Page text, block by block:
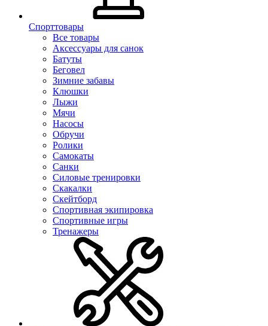
Спорттовары
Все товары
Аксессуары для санок
Батуты
Беговел
Зимние забавы
Клюшки
Лыжи
Мячи
Насосы
Обручи
Ролики
Самокаты
Санки
Силовые тренировки
Скакалки
Скейтборд
Спортивная экипировка
Спортивные игры
Тренажеры